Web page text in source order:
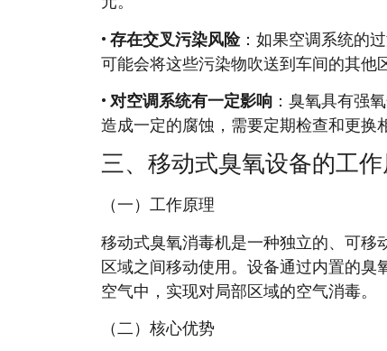
• 存在交叉污染风险：如果空调系统的
可能会将这些污染物吹送到车间的其他
• 对空调系统有一定影响 ：臭氧具有强
造成一定的腐蚀，需要定期检查和更换
三、移动式臭氧设备的工
（一）工作原理
移动式臭氧消毒机是一种独立的、可移
区域之间移动使用。设备通过内置的
空气中，实现对局部区域的空气消毒。
（二）核心优势